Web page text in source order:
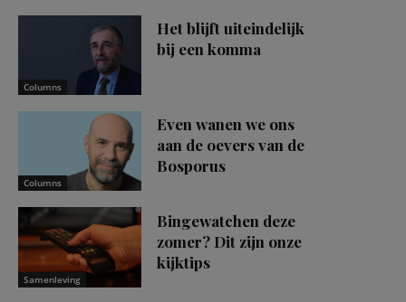
Columns
Het blijft uiteindelijk
bij een komma
Columns
Even wanen we ons
aan de oevers van de
Bosporus
Samenleving
Bingewatchen deze
zomer? Dit zijn onze
kijktips